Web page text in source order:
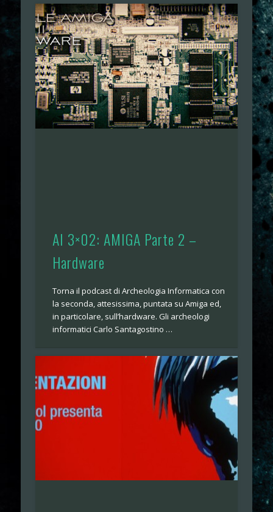
AI 3×02: AMIGA Parte 2 –
Hardware
Torna il podcast di Archeologia Informatica con
la seconda, attesissima, puntata su Amiga ed,
in particolare, sull’hardware. Gli archeologi
informatici Carlo Santagostino …